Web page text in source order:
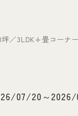
／3LDK+畳コーナ
07/20～